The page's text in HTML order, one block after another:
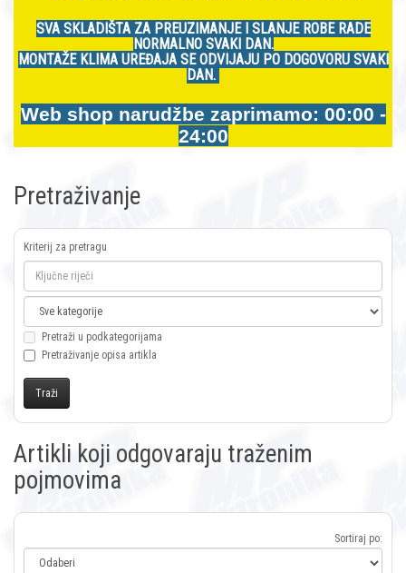
SVA SKLADIŠTA ZA PREUZIMANJE I SLANJE ROBE RADE
NORMALNO SVAKI DAN.
MONTAŽE KLIMA UREĐAJA SE ODVIJAJU PO DOGOVORU SVAKI
DAN.
Web shop narudžbe zaprimamo: 00:00 -
24:00
Pretraživanje
Kriterij za pretragu
Pretraži u podkategorijama
Pretraživanje opisa artikla
Artikli koji odgovaraju traženim
pojmovima
Sortiraj po: